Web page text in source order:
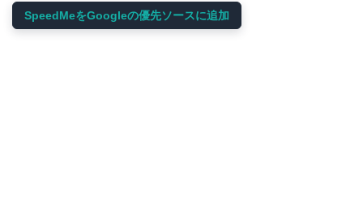
SpeedMeをGoogleの優先ソースに追加